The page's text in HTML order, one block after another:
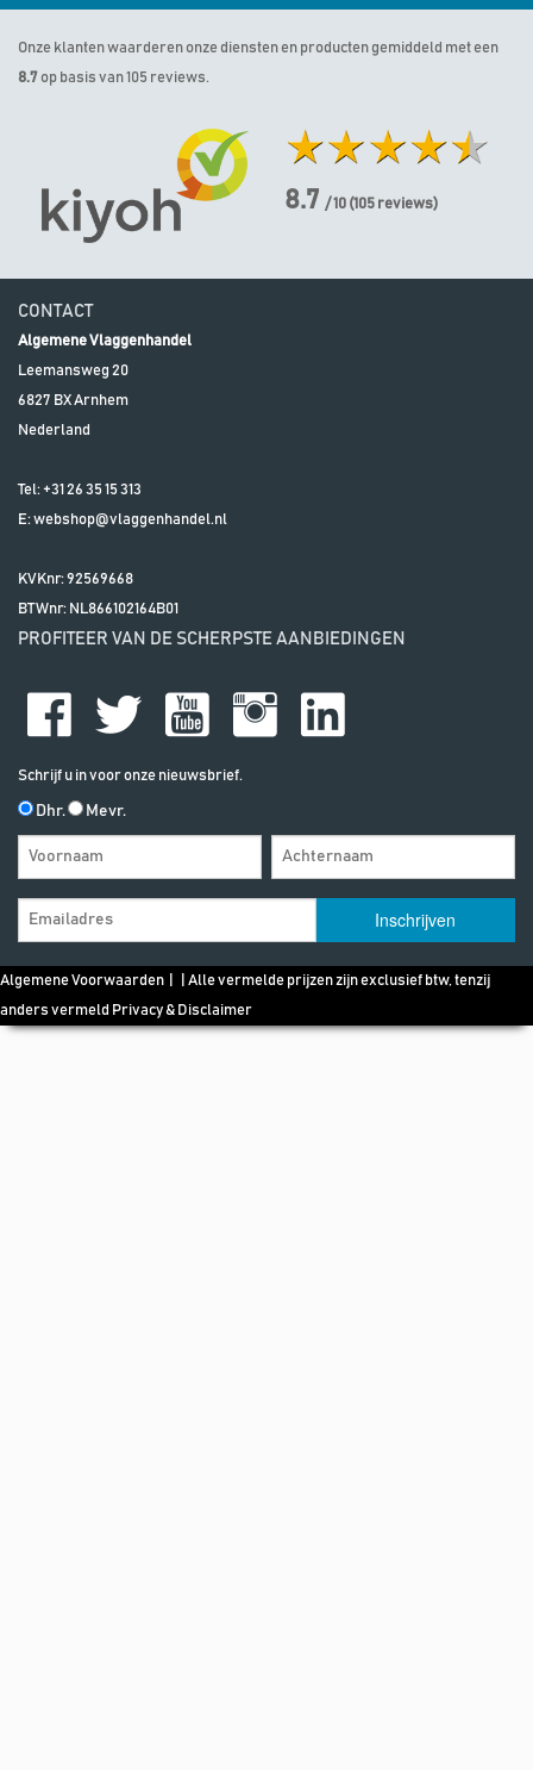
Onze klanten waarderen onze diensten en producten gemiddeld met een
8.7 op basis van 105 reviews.
8.7 / 10 (105 reviews)
CONTACT
Algemene Vlaggenhandel
Leemansweg 20
6827 BXArnhem
Nederland
Tel: +31 26 35 15 313
E:webshop@vlaggenhandel.nl
KVKnr: 92569668
BTWnr: NL866102164B01
PROFITEER VAN DE SCHERPSTE AANBIEDINGEN
Schrijf u in voor onze nieuwsbrief.
Dhr. Mevr.
Algemene Voorwaarden | | Alle vermelde prijzen zijn exclusief btw, tenzij
anders vermeld Privacy & Disclaimer